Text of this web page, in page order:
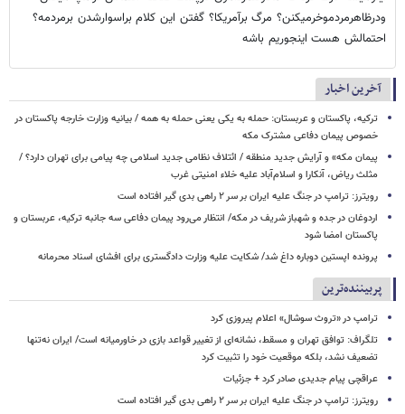
ودرظاهرمردموخرمیکنن؟ مرگ برآمریکا؟ گفتن این کلام براسوارشدن برمردمه؟
احتمالش هست اینجوریم باشه
آخرین اخبار
ترکیه، پاکستان و عربستان: حمله به یکی یعنی حمله به همه / بیانیه وزارت خارجه پاکستان در
خصوص پیمان دفاعی مشترک مکه
پیمان مکه» و آرایش جدید منطقه / ائتلاف نظامی جدید اسلامی چه پیامی برای تهران دارد؟ /
مثلث ریاض، آنکارا و اسلام‌آباد علیه خلاء امنیتی غرب
رویترز: ترامپ در جنگ علیه ایران بر سر ۲ راهی بدی گیر افتاده است
اردوغان در جده و شهباز شریف در مکه/ انتظار می‌رود پیمان دفاعی سه جانبه ترکیه، عربستان و
پاکستان امضا شود
پرونده اپستین دوباره داغ شد/ شکایت علیه وزارت دادگستری برای افشای اسناد محرمانه
پربیننده‌ترین
ترامپ در «تروث سوشال» اعلام پیروزی کرد
تلگراف: توافق تهران و مسقط، نشانه‌ای از تغییر قواعد بازی در خاورمیانه است/ ایران نه‌تنها
تضعیف نشد، بلکه موقعیت خود را تثبیت کرد
عراقچی پیام جدیدی صادر کرد + جزئیات
رویترز: ترامپ در جنگ علیه ایران بر سر ۲ راهی بدی گیر افتاده است